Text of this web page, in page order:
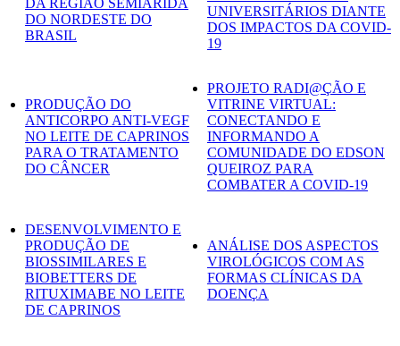
DA REGIÃO SEMIÁRIDA
DO NORDESTE DO
BRASIL
UNIVERSITÁRIOS DIANTE
DOS IMPACTOS DA COVID-
19
PRODUÇÃO DO
ANTICORPO ANTI-VEGF
NO LEITE DE CAPRINOS
PARA O TRATAMENTO
DO CÂNCER
PROJETO RADI@ÇÃO E
VITRINE VIRTUAL:
CONECTANDO E
INFORMANDO A
COMUNIDADE DO EDSON
QUEIROZ PARA
COMBATER A COVID-19
DESENVOLVIMENTO E
PRODUÇÃO DE
BIOSSIMILARES E
BIOBETTERS DE
RITUXIMABE NO LEITE
DE CAPRINOS
ANÁLISE DOS ASPECTOS
VIROLÓGICOS COM AS
FORMAS CLÍNICAS DA
DOENÇA